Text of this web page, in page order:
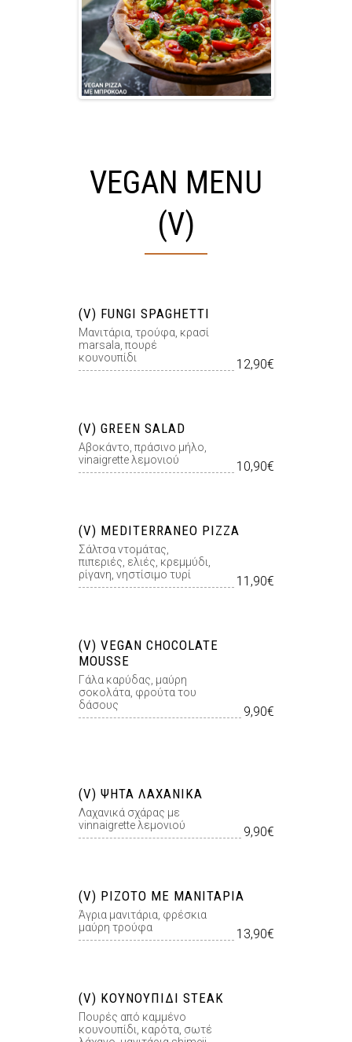
VEGAN MENU
(V)
(V) FUNGI SPAGHETTI
Μανιτάρια, τρούφα, κρασί
marsala, πουρέ
κουνουπίδι
12,90€
(V) GREEN SALAD
Αβοκάντο, πράσινο µήλο,
vinaigrette λεµονιού
10,90€
(V) MEDITERRANEO PIZZA
Σάλτσα ντοµάτας,
πιπεριές, ελιές, κρεµµύδι,
ρίγανη, νηστίσιμο τυρί
11,90€
(V) VEGAN CHOCOLATE
MOUSSE
Γάλα καρύδας, μαύρη
σοκολάτα, φρούτα του
δάσους
9,90€
(V) ΨΗΤΆ ΛΑΧΑΝΙΚΆ
Λαχανικά σχάρας με
vinnaigrette λεμονιού
9,90€
(V) ΡΙΖΌΤΟ ΜΕ ΜΑΝΙΤΆΡΙΑ
Άγρια μανιτάρια, φρέσκια
μαύρη τρούφα
13,90€
(V) ΚΟΥΝΟΥΠΊΔΙ STEAK
Πουρές από καμμένο
κουνουπίδι, καρότα, σωτέ